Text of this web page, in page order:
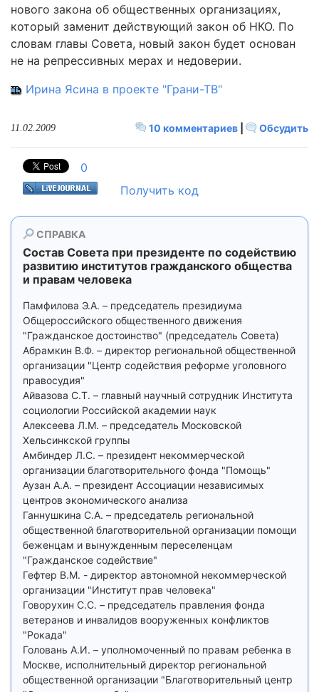
нового закона об общественных организациях,
который заменит действующий закон об НКО. По
словам главы Совета, новый закон будет основан
не на репрессивных мерах и недоверии.
Ирина Ясина в проекте "Грани-ТВ"
10 комментариев Обсудить
11.02.2009
0
Получить код
СПРАВКА
Состав Совета при президенте по содействию
развитию институтов гражданского общества
и правам человека
Памфилова Э.А. – председатель президиума
Общероссийского общественного движения
"Гражданское достоинство" (председатель Совета)
Абрамкин В.Ф. – директор региональной общественной
организации "Центр содействия реформе уголовного
правосудия"
Айвазова С.Т. – главный научный сотрудник Института
социологии Российской академии наук
Алексеева Л.М. – председатель Московской
Хельсинкской группы
Амбиндер Л.С. – президент некоммерческой
организации благотворительного фонда "Помощь"
Аузан А.А. – президент Ассоциации независимых
центров экономического анализа
Ганнушкина С.А. – председатель региональной
общественной благотворительной организации помощи
беженцам и вынужденным переселенцам
"Гражданское содействие"
Гефтер В.М. - директор автономной некоммерческой
организации "Институт прав человека"
Говорухин С.С. – председатель правления фонда
ветеранов и инвалидов вооруженных конфликтов
"Рокада"
Головань А.И. – уполномоченный по правам ребенка в
Москве, исполнительный директор региональной
общественной организации "Благотворительный центр